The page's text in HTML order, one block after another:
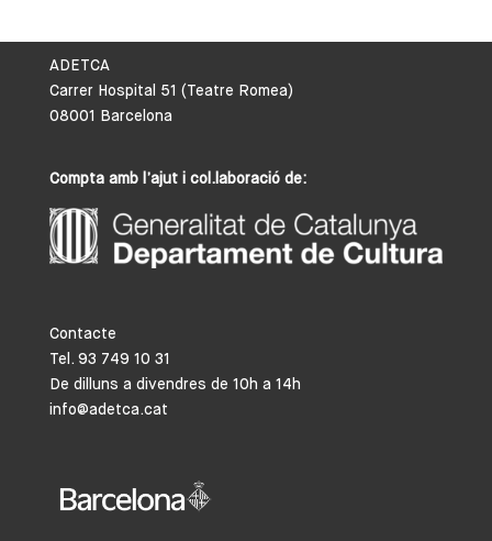
ADETCA
Carrer Hospital 51 (Teatre Romea)
08001 Barcelona
Compta amb l’ajut i col.laboració de:
Contacte
Tel. 93 749 10 31
De dilluns a divendres de 10h a 14h
info@adetca.cat